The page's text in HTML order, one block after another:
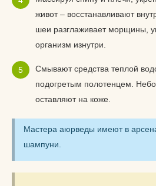
живот – восстанавливают
шеи разглаживает морщины,
организм изнутри.
Смывают средства теплой
подогретым полотенцем.
оставляют на коже.
Мастера аюрведы имеют в
шампуни.